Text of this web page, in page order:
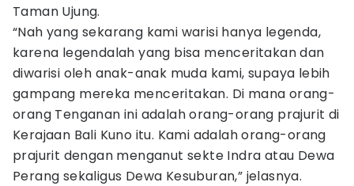
Taman Ujung.
“Nah yang sekarang kami warisi hanya legenda,
karena legendalah yang bisa menceritakan dan
diwarisi oleh anak-anak muda kami, supaya lebih
gampang mereka menceritakan. Di mana orang-
orang Tenganan ini adalah orang-orang prajurit di
Kerajaan Bali Kuno itu. Kami adalah orang-orang
prajurit dengan menganut sekte Indra atau Dewa
Perang sekaligus Dewa Kesuburan,” jelasnya.